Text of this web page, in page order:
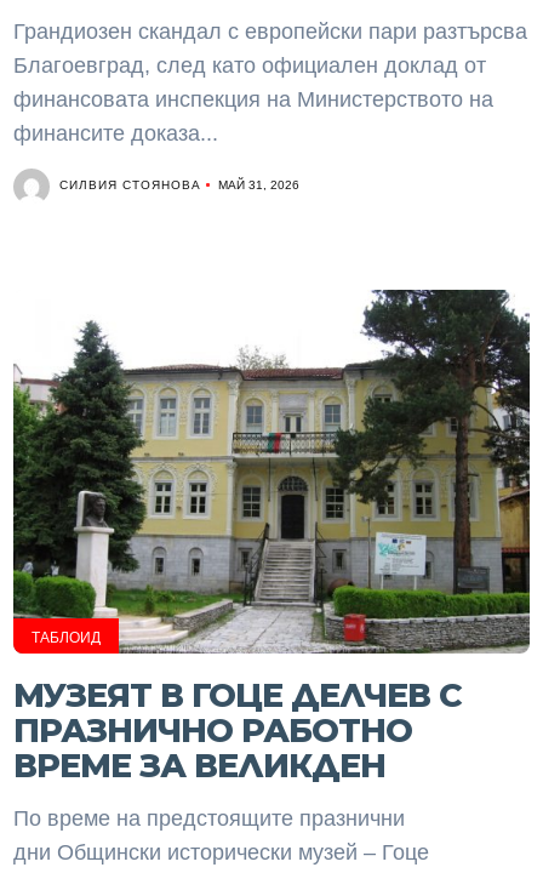
Грандиозен скандал с европейски пари разтърсва
Благоевград, след като официален доклад от
финансовата инспекция на Министерството на
финансите доказа...
СИЛВИЯ СТОЯНОВА МАЙ 31, 2026
ТАБЛОИД
МУЗЕЯТ В ГОЦЕ ДЕЛЧЕВ С
ПРАЗНИЧНО РАБОТНО
ВРЕМЕ ЗА ВЕЛИКДЕН
По време на предстоящите празнични
дни Общински исторически музей – Гоце